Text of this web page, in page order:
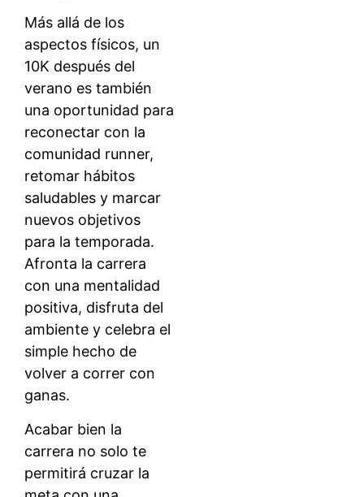
Más allá de los
aspectos físicos, un
10K después del
verano es también
una oportunidad para
reconectar con la
comunidad runner,
retomar hábitos
saludables y marcar
nuevos objetivos
para la temporada.
Afronta la carrera
con una mentalidad
positiva, disfruta del
ambiente y celebra el
simple hecho de
volver a correr con
ganas.
Acabar bien la
carrera no solo te
permitirá cruzar la